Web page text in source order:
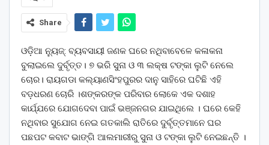
Share
ଓଡ଼ିଆ ନ୍ୟୁଜ୍: ବ୍ୟବସାୟୀ ଜଣକ ଘରେ ନଥିବାବେଳେ କଳାକନା
ବୁଲାଇଲେ ଦୁର୍ବୃତ୍ତ। ୭ ଭରି ସୁନା ଓ ୩ ଲକ୍ଷ ଟଙ୍କା ଲୁଟି ନେଲେ
ଚୋର। ରାୟଗଡା କଲ୍ୟାଣସିଂହପୁରର ଦାନୁ ସାହିରେ ଘଟିଛି ଏହି
ବଡ଼ଧରଣ ଚୋରି ।ଶଙ୍କରଙ୍କ ପରିବାର ଲୋକେ ଏକ ଦଶାହ
କାର୍ଯ୍ଯରେ ଯୋଗଦେବା ପାଇଁ ଭଞ୍ଜନଗର ଯାଇଥିଲେ । ଘରେ କେହି
ନଥିବାର ସୁଯୋଗ ନେଇ ଗତକାଲି ରାତିରେ ଦୁର୍ବୃତ୍ତମାନେ ଘର
ପଛପଟ କବାଟ ଭାଙ୍ଗି ଆଲମାରୀରୁ ସୁନା ଓ ଟଙ୍କା ଲୁଟି ନେଇଛନ୍ତି ।